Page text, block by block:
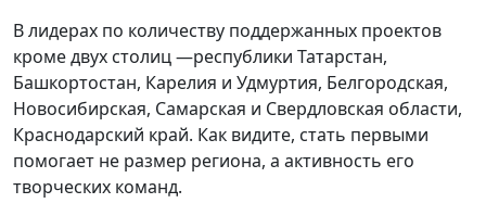
В лидерах по количеству поддержанных проектов
кроме двух столиц —республики Татарстан,
Башкортостан, Карелия и Удмуртия, Белгородская,
Новосибирская, Самарская и Свердловская области,
Краснодарский край. Как видите, стать первыми
помогает не размер региона, а активность его
творческих команд.